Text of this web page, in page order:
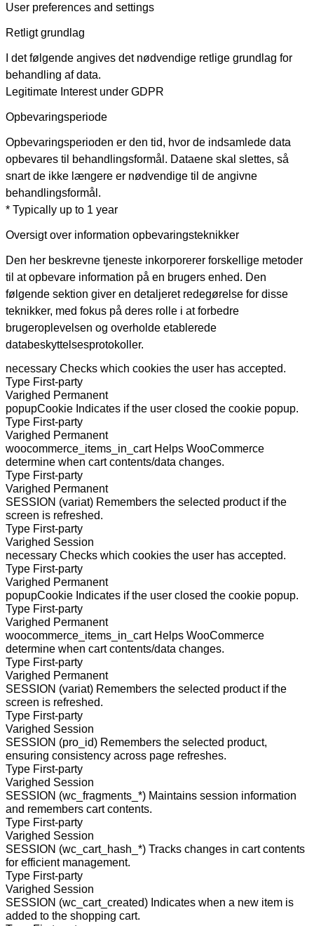
User preferences and settings
Retligt grundlag
I det følgende angives det nødvendige retlige grundlag for
behandling af data.
Legitimate Interest under GDPR
Opbevaringsperiode
Opbevaringsperioden er den tid, hvor de indsamlede data
opbevares til behandlingsformål. Dataene skal slettes, så
snart de ikke længere er nødvendige til de angivne
behandlingsformål.
* Typically up to 1 year
Oversigt over information opbevaringsteknikker
Den her beskrevne tjeneste inkorporerer forskellige metoder
til at opbevare information på en brugers enhed. Den
følgende sektion giver en detaljeret redegørelse for disse
teknikker, med fokus på deres rolle i at forbedre
brugeroplevelsen og overholde etablerede
databeskyttelsesprotokoller.
necessary Checks which cookies the user has accepted.
Type First-party
Varighed Permanent
popupCookie Indicates if the user closed the cookie popup.
Type First-party
Varighed Permanent
woocommerce_items_in_cart Helps WooCommerce
determine when cart contents/data changes.
Type First-party
Varighed Permanent
SESSION (variat) Remembers the selected product if the
screen is refreshed.
Type First-party
Varighed Session
necessary Checks which cookies the user has accepted.
Type First-party
Varighed Permanent
popupCookie Indicates if the user closed the cookie popup.
Type First-party
Varighed Permanent
woocommerce_items_in_cart Helps WooCommerce
determine when cart contents/data changes.
Type First-party
Varighed Permanent
SESSION (variat) Remembers the selected product if the
screen is refreshed.
Type First-party
Varighed Session
SESSION (pro_id) Remembers the selected product,
ensuring consistency across page refreshes.
Type First-party
Varighed Session
SESSION (wc_fragments_*) Maintains session information
and remembers cart contents.
Type First-party
Varighed Session
SESSION (wc_cart_hash_*) Tracks changes in cart contents
for efficient management.
Type First-party
Varighed Session
SESSION (wc_cart_created) Indicates when a new item is
added to the shopping cart.